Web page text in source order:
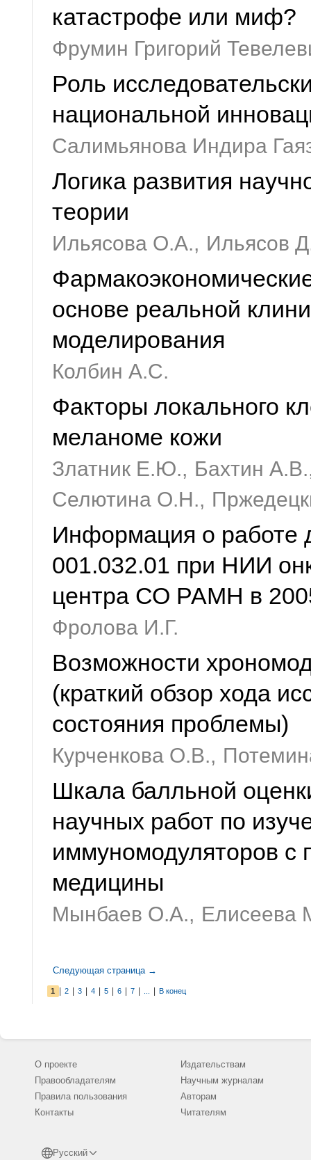
катастрофе или миф?
Фрумин Григорий
Роль
национальной
Салимьянова Индира
Логика развития
теории
Ильясова О.А., Ильясов
основе реальной
моделирования
Колбин А.С.
Факторы локального
меланоме кожи
Златник Е.Ю., Бахтин
Селютина О.Н.,
Информация о работе
001.032.01 при НИИ
центра СО РАМН в
Фролова И.Г.
Возможности
(краткий обзор хода
состояния проблемы)
Курченкова О.В.,
Шкала балльной
научных работ по
иммуномодуляторов с
медицины
Мынбаев О.А.,
Следующая страница →
1 2 3 4 5 6 7 В конец
О проекте
Правообладателям
Правила пользования
Контакты
Русский
Издательствам
Научным журналам
Авторам
Читателям